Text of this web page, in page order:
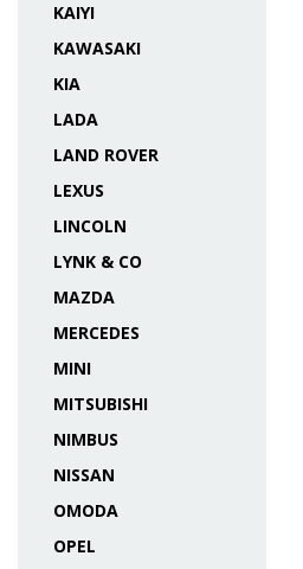
KAIYI
KAWASAKI
KIA
LADA
LAND ROVER
LEXUS
LINCOLN
LYNK & CO
MAZDA
MERCEDES
MINI
MITSUBISHI
NIMBUS
NISSAN
OMODA
OPEL